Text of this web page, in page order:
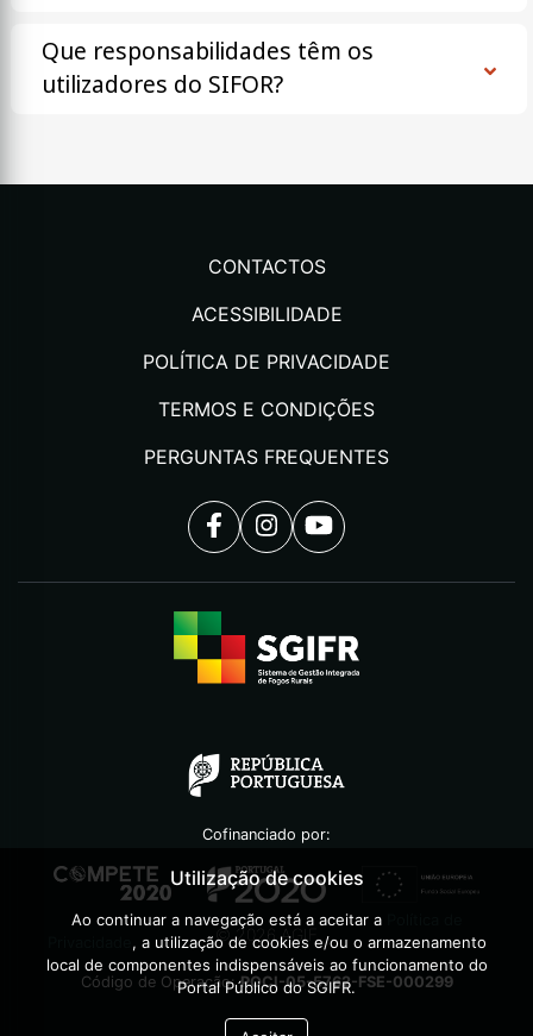
Que responsabilidades têm os
utilizadores do SIFOR?
CONTACTOS
ACESSIBILIDADE
POLÍTICA DE PRIVACIDADE
TERMOS E CONDIÇÕES
PERGUNTAS FREQUENTES
Cofinanciado por:
©2026 AGIF
Código de Operação:POCI-05-5762-FSE-000299
Utilização de cookies
Ao continuar a navegação está a aceitar a
, a utilização de cookies e/ou o armazenamento
local de componentes indispensáveis ao funcionamento do
Portal Público do SGIFR.